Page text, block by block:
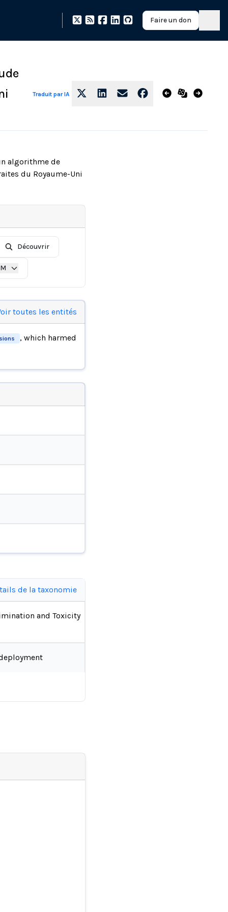
Faire un don
Traduit par IA
algorithme de
du Royaume-Uni
Découvrir
toutes les entités
, which harmed
de la taxonomie
and Toxicity